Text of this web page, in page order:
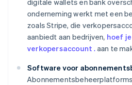
digitale wallets en bank
onderneming werkt met een
zoals Stripe, die
aanbiedt aan bedrijven, hoef
verkopersaccount . aan te
Software voor